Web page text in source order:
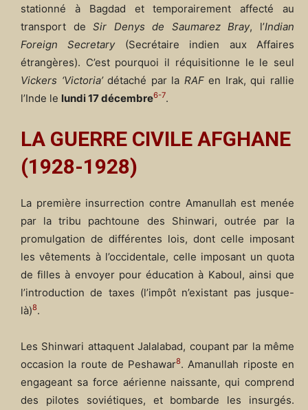
stationné à Bagdad et temporairement affecté au
transport deSir Denys de Saumarez Bray, l’Indian
Foreign Secretary(Secrétaire indien aux Affaires
étrangères). C’est pourquoi il réquisitionne le le seul
Vickers ‘Victoria’détaché par la RAFen Irak, qui rallie
l’Inde le lundi 17 décembre6-7.
LA GUERRE CIVILE AFGHANE
(1928-1928)
La première insurrection contre Amanullah est menée
par la tribu pachtoune des Shinwari, outrée par la
promulgation de différentes lois, dont celle imposant
les vêtements à l’occidentale, celle imposant un quota
de filles à envoyer pour éducation à Kaboul, ainsi que
l’introduction de taxes (l’impôt n’existant pas jusque-
là)8.
Les Shinwari attaquent Jalalabad, coupant par la même
occasion la route de Peshawar8. Amanullah riposte en
engageant sa force aérienne naissante, qui comprend
des pilotes soviétiques, et bombarde les insurgés.